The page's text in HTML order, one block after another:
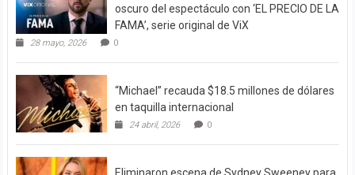
oscuro del espectáculo con ‘EL PRECIO DE LA
FAMA’, serie original de ViX
28 mayo, 2026 0
“Michael” recauda $18.5 millones de dólares
en taquilla internacional
24 abril, 2026 0